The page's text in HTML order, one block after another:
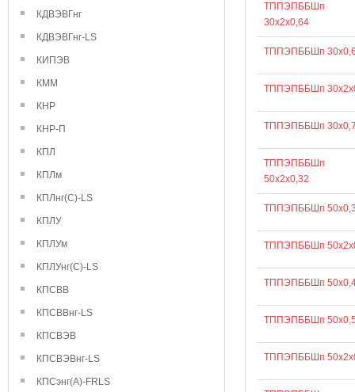
КДВЭВГнг
КДВЭВГнг-LS
КИПЭВ
КММ
КНР
КНР-П
КПЛ
КПЛм
КПЛнг(С)-LS
КПЛУ
КПЛУм
КПЛУнг(С)-LS
КПСВВ
КПСВВнг-LS
КПСВЭВ
КПСВЭВнг-LS
КПСэнг(А)-FRLS
ТППЭПББШп
30х2х0,64
ТППЭПББШп
ТППЭПББШп
ТППЭПББШп
ТППЭПББШп
50х2х0,32
ТППЭПББШп
ТППЭПББШп
ТППЭПББШп
ТППЭПББШп
ТППЭПББШп